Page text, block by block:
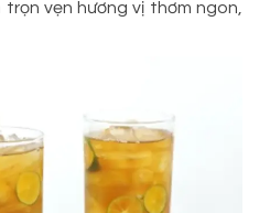
vẹn hương vị thơm ngon,